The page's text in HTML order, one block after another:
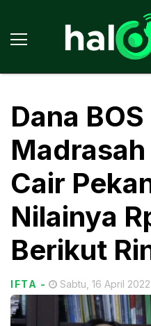
Dana
Cair
Nilainya
Berikut
IFTA - Sabtu, 16 April 2022